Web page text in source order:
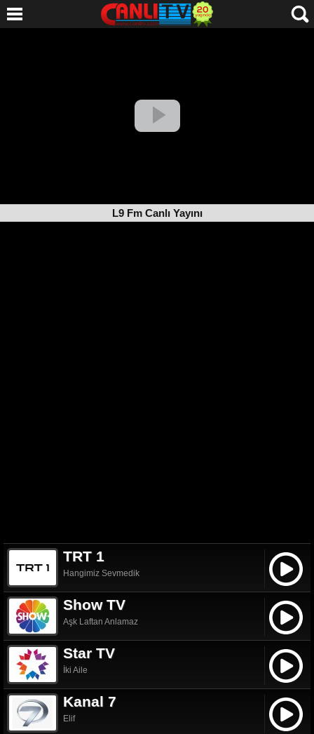
L9 Fm Canlı Yayını
TRT 1
Hangimiz Sevmedik
Show TV
Aşk Laftan Anlamaz
Star TV
İki Aile
Kanal 7
Elif